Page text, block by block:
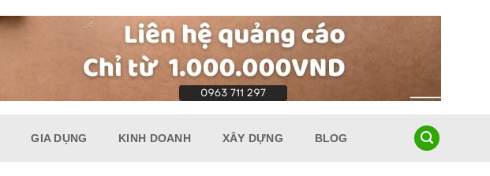
GIA DỤNG KINH DOANH XÂY DỰNG BLOG